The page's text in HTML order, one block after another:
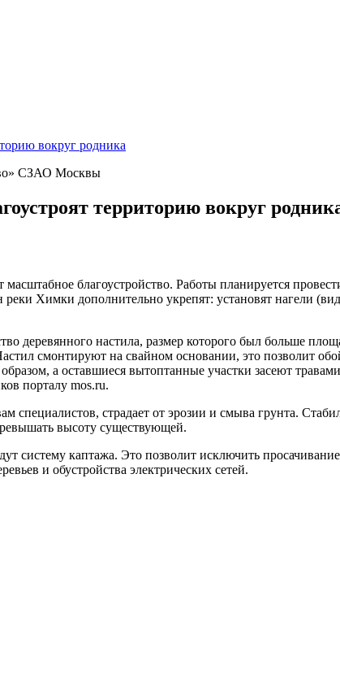
вокруг родника
СЗАО Москвы
территорию вокруг
благоустройство. Работы планируется
Химки дополнительно укрепят: установят нагели
деревянного настила, размер которого был больше
смонтируют на свайном основании, это позволит
а оставшиеся вытоптанные участки засеют
порталу mos.ru.
специалистов, страдает от эрозии и смыва грунта.
высоту существующей.
систему каптажа. Это позволит исключить
и обустройства электрических сетей.